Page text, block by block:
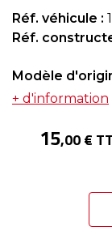
Réf. véhicule :
Réf.
Modèle
+ d'information
15,00 €